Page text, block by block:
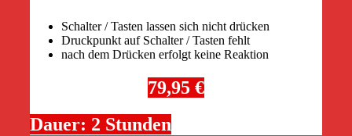
Schalter / Tasten lassen sich nicht drücken
Druckpunkt auf Schalter / Tasten fehlt
nach dem Drücken erfolgt keine Reaktion
79,95 €
Dauer: 2 Stunden